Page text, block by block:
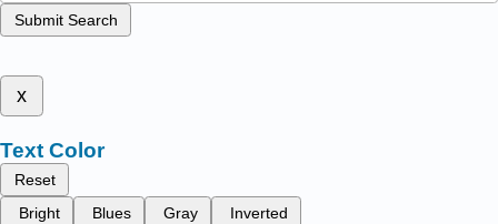
Submit Search
x
Text Color
Reset
Bright
Blues Gray Inverted